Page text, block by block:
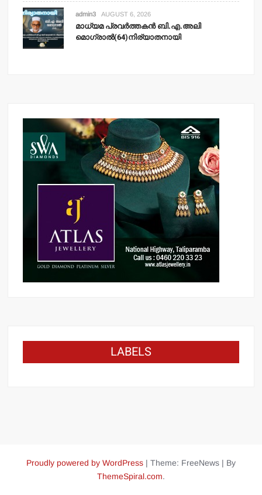
admin3 AUGUST 6, 2026
മാധ്യമ പ്രവര്‍ത്തകന്‍ ബി.എ.അലി
മൊഗ്രാല്‍(64)നിര്യാതനായി
LABELS
Proudly powered by WordPress | Theme: FreeNews | By
ThemeSpiral.com.